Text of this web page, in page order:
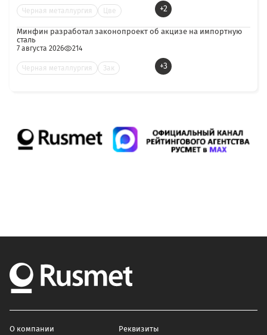
Черная металлургия Цве +2
Минфин разработал законопроект об акцизе на импортную
сталь
7 августа 2026 214
Черная металлургия Зак +3
О компании Реквизиты